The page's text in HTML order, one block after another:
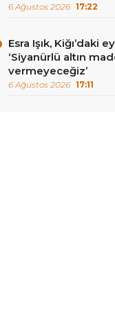
6 Ağustos 2026 17:22
Esra Işık, Kiğı’daki
‘Siyanürlü altın
vermeyeceğiz’
6 Ağustos 2026 17:11